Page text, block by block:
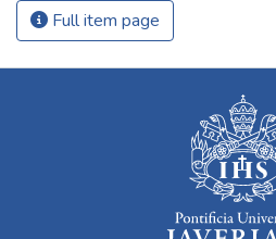
Full item page